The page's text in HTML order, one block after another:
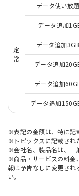
定
常
データ使い放
データ追加
データ追加
データ追加
データ追加
データ追加
※表記の金額は、特に記
※トピックスに記載され
※会社名、製品名は、一
※商品・サービスの料金
報は予告なしに変更され
い。